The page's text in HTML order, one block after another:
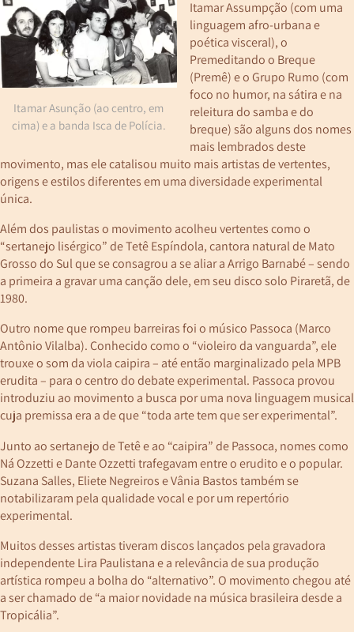
Itamar Asunção (ao centro, em
cima) e a banda Isca de Polícia.
Itamar Assumpção (com uma
linguagem afro-urbana e
poética visceral), o
Premeditando o Breque
(Premê) e o Grupo Rumo (com
foco no humor, na sátira e na
releitura do samba e do
breque) são alguns dos nomes
mais lembrados deste
movimento, mas ele catalisou muito mais artistas de vertentes,
origens e estilos diferentes em uma diversidade experimental
única.
Além dos paulistas o movimento acolheu vertentes como o
“sertanejo lisérgico” de Tetê Espíndola, cantora natural de Mato
Grosso do Sul que se consagrou a se aliar a Arrigo Barnabé – sendo
a primeira a gravar uma canção dele, em seu disco solo Piraretã, de
1980.
Outro nome que rompeu barreiras foi o músico Passoca (Marco
Antônio Vilalba). Conhecido como o “violeiro da vanguarda”, ele
trouxe o som da viola caipira – até então marginalizado pela MPB
erudita – para o centro do debate experimental. Passoca provou
introduziu ao movimento a busca por uma nova linguagem musical
cuja premissa era a de que “toda arte tem que ser experimental”.
Junto ao sertanejo de Tetê e ao “caipira” de Passoca, nomes como
Ná Ozzetti e Dante Ozzetti trafegavam entre o erudito e o popular.
Suzana Salles, Eliete Negreiros e Vânia Bastos também se
notabilizaram pela qualidade vocal e por um repertório
experimental.
Muitos desses artistas tiveram discos lançados pela gravadora
independente Lira Paulistana e a relevância de sua produção
artística rompeu a bolha do “alternativo”. O movimento chegou até
a ser chamado de “a maior novidade na música brasileira desde a
Tropicália”.